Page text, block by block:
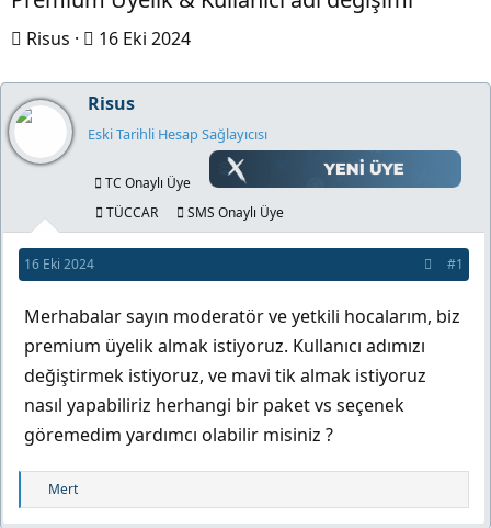
K
n
b
u
b
a
ş
a
n
Risus
B
ş
l
n
g
ı
t
h
16 Eki 2024
Risus
Eski Tarihli Hesap Sağlayıcısı
TC Onaylı Üye
TÜCCAR
SMS Onaylı Üye
16 Eki 2024 #1
Merhabalar sayın moderatör ve yetkili hocalarım, biz
premium üyelik almak istiyoruz. Kullanıcı adımızı
değiştirmek istiyoruz, ve mavi tik almak istiyoruz
nasıl yapabiliriz herhangi bir paket vs seçenek
göremedim yardımcı olabilir misiniz ?
T
e
Mert